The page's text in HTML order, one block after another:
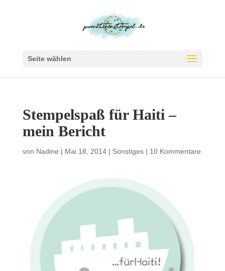
Seite wählen
Stempelspaß für Haiti –
mein Bericht
von Nadine | Mai 18, 2014| Sonstiges| 10 Kommentare